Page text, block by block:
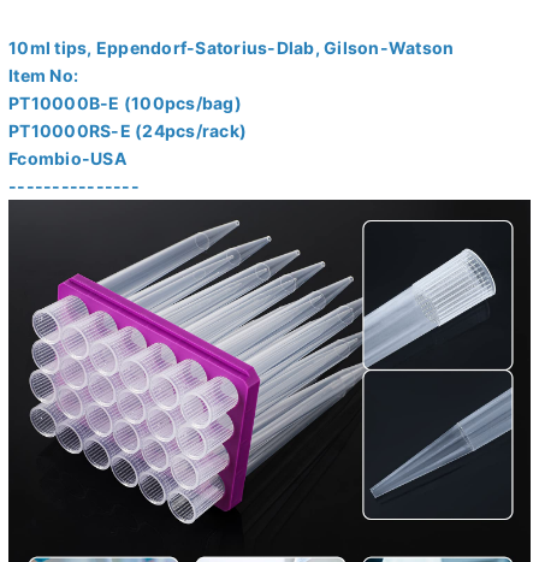
10ml tips, Eppendorf-Satorius-Dlab, Gilson-Watson
Item No:
PT10000B-E (100pcs/bag)
PT10000RS-E (24pcs/rack)
Fcombio-USA
---------------